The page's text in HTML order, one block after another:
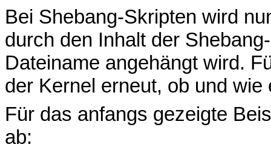
Bei Shebang-Skripten wird
durch den Inhalt der
Dateiname angehängt wird.
der Kernel erneut, ob und wie
Für das anfangs gezeigte
ab: